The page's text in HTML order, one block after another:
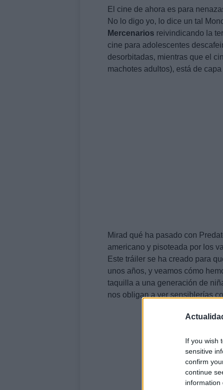
If you wish
sensitive
confirm
continue
information
El cine de ahora es para
No lo digo yo, lo dice un tal
Mercenarios reivindicando la
cine para adolescentes
desorbitadas, mientras que el
machotes adultos), está de
Mirad qué ha pasado con
americano y pisoteada por los
Este tráiler se ha creado para
unos años, y veamos cómo
taquilla a una generación de
nos obligan a ver sensiblerías